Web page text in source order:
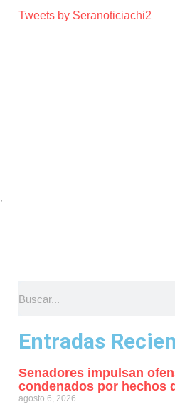
Tweets by Seranoticiachi2
Entradas
Senadores impulsan
condenados por hechos
agosto 6, 2026